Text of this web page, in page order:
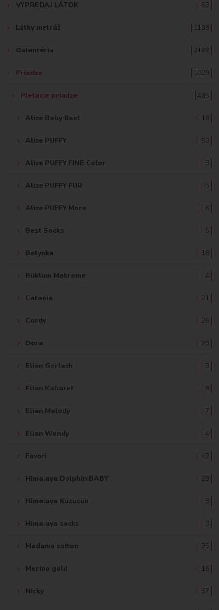
VÝPREDAJ LÁTOK 63
Látky metráž 1138
Galantéria 2122
Priadze 1029
Pletacie priadze 435
Alize Baby Best 18
Alize PUFFY 53
Alize PUFFY FINE Color 3
Alize PUFFY FUR 5
Alize PUFFY More 6
Best Socks 5
Betynka 18
Büklüm Makrome 4
Catania 21
Cordy 26
Dora 23
Elian Gerlach 3
Elian Kabaret 8
Elian Melody 7
Elian Wendy 4
Favori 42
Himalaya Dolphin BABY 29
Himalaya Kuzucuk 3
Himalaya socks 3
Madame cotton 25
Merino gold 16
Nicky 37